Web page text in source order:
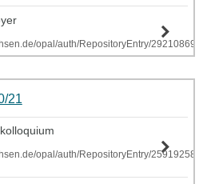
opal/auth/RepositoryEntry/
21
opal/auth/RepositoryEntry/